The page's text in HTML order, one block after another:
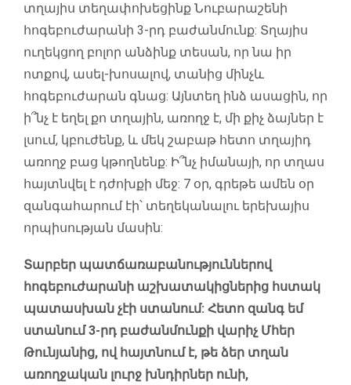
տղայիս տեղափոխեցինք Նուբարաշենի
հոգեբուժարանի 3-րդ բաժանմունք: Տղայիս
ուղեկցող բոլոր անձինք տեսան, որ նա իր
ոտքով, ասել-խոսալով, տանից մինչև
հոգեբուժարան գնաց: Այնտեղ ինձ ասացին, որ
ի՞նչ է եղել քո տղային, առողջ է, մի քիչ ձայներ է
լսում, կբուժենք, և մեկ շաբաթ հետո տղայիդ
առողջ բաց կթողնենք: Ի՞նչ իմանայի, որ տղաս
հայտնվել է դժոխքի մեջ: 7 օր, գրեթե ամեն օր
զանգահարում էի՝ տեղեկանալու երեխայիս
որպիսության մասին:
Տարբեր պատճառաբանություններով
հոգեբուժարանի աշխատակիցներից հստակ
պատասխան չէի ստանում: Հետո զանգ եմ
ստանում 3-րդ բաժանմունքի վարիչ Մհեր
Թունյանից, ով հայտնում է, թե ձեր տղան
առողջական լուրջ խնդիրներ ունի,